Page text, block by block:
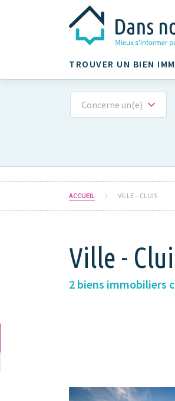
TROUVER UN BIEN
Concerne un(e)
ACCUEIL VILLE – CLUIS
Ville -
2 biens immobiliers